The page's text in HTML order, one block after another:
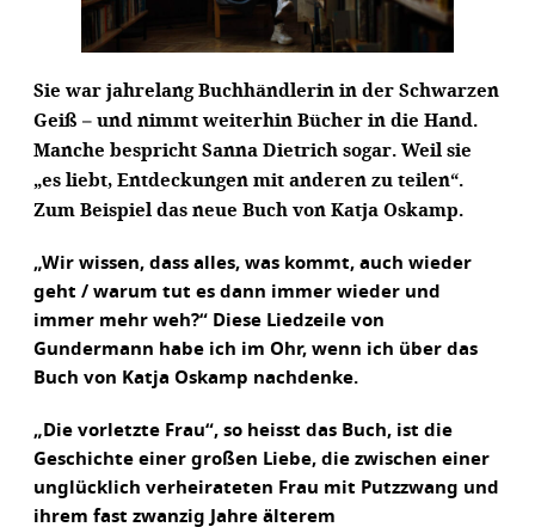
Sie war jahrelang Buchhändlerin in der Schwarzen
Geiß – und nimmt weiterhin Bücher in die Hand.
Manche bespricht Sanna Dietrich sogar. Weil sie
„es liebt, Entdeckungen mit anderen zu teilen“.
Zum Beispiel das neue Buch von Katja Oskamp.
„Wir wissen, dass alles, was kommt, auch wieder
geht / warum tut es dann immer wieder und
immer mehr weh?“ Diese Liedzeile von
Gundermann habe ich im Ohr, wenn ich über das
Buch von Katja Oskamp nachdenke.
„Die vorletzte Frau“, so heisst das Buch, ist die
Geschichte einer großen Liebe, die zwischen einer
unglücklich verheirateten Frau mit Putzzwang und
ihrem fast zwanzig Jahre älterem